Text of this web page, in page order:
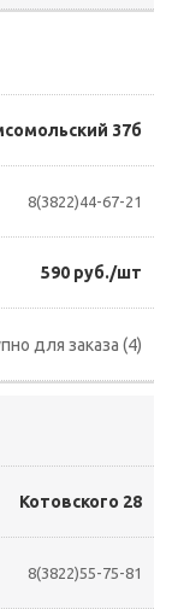
37б
8(3822)44-67-21
590 руб./шт
для заказа (4)
Котовского 28
8(3822)55-75-81